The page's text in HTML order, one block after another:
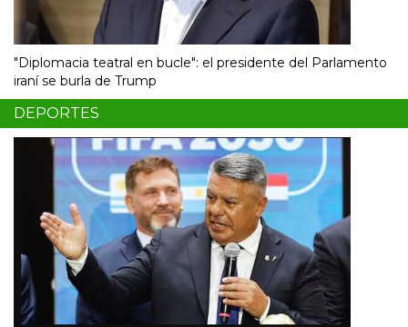
"Diplomacia teatral en bucle": el presidente del Parlamento
iraní se burla de Trump
DEPORTES